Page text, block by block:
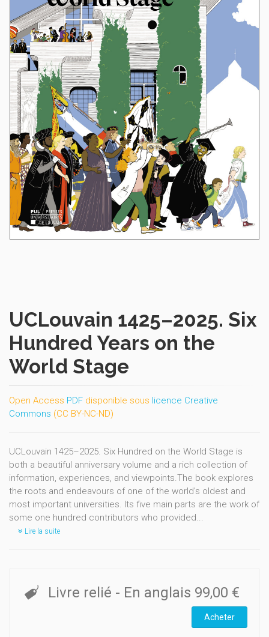
UCLouvain 1425–2025. Six
Hundred Years on the
World Stage
Open Access PDF disponible sous licence Creative
Commons (CC BY-NC-ND)
UCLouvain 1425–2025. Six Hundred on the World Stage is
both a beautiful anniversary volume and a rich collection of
information, experiences, and viewpoints.The book explores
the roots and endeavours of one of the world's oldest and
most important universities. Its five main parts are the work of
some one hundred contributors who provided...
Lire la suite
Livre relié - En anglais 99,00 €
Acheter